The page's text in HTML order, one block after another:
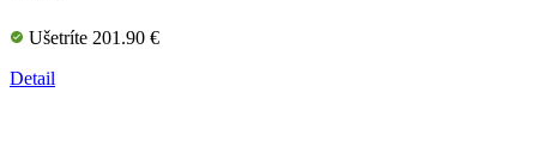
Ušetríte 201.90 €
Detail